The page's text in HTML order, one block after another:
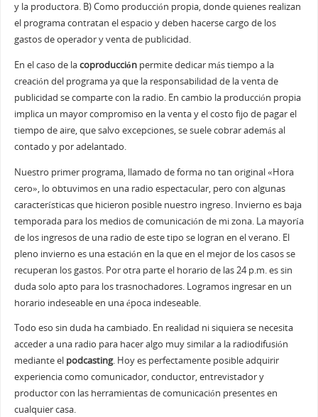
y la productora. B) Como producción propia, donde quienes realizan
el programa contratan el espacio y deben hacerse cargo de los
gastos de operador y venta de publicidad.
En el caso de lacoproducciónpermite dedicar más tiempo a la
creación del programa ya que la responsabilidad de la venta de
publicidad se comparte con la radio. En cambio la producción propia
implica un mayor compromiso en la venta y el costo fijo de pagar el
tiempo de aire, que salvo excepciones, se suele cobrar además al
contado y por adelantado.
Nuestro primer programa, llamado de forma no tan original «Hora
cero», lo obtuvimos en una radio espectacular, pero con algunas
características que hicieron posible nuestro ingreso. Invierno es baja
temporada para los medios de comunicación de mi zona. La mayoría
de los ingresos de una radio de este tipo se logran en el verano. El
pleno invierno es una estación en la que en el mejor de los casos se
recuperan los gastos. Por otra parte el horario de las 24 p.m. es sin
duda solo apto para los trasnochadores. Logramos ingresar en un
horario indeseable en una época indeseable.
Todo eso sin duda ha cambiado. En realidad ni siquiera se necesita
acceder a una radio para hacer algo muy similar a la radiodifusión
mediante el podcasting. Hoy es perfectamente posible adquirir
experiencia como comunicador, conductor, entrevistador y
productor con las herramientas de comunicación presentes en
cualquier casa.